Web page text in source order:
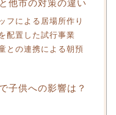
他市の対策の違い
フによる居場所作り
配置した試行事業
との連携による朝預
子供への影響は？